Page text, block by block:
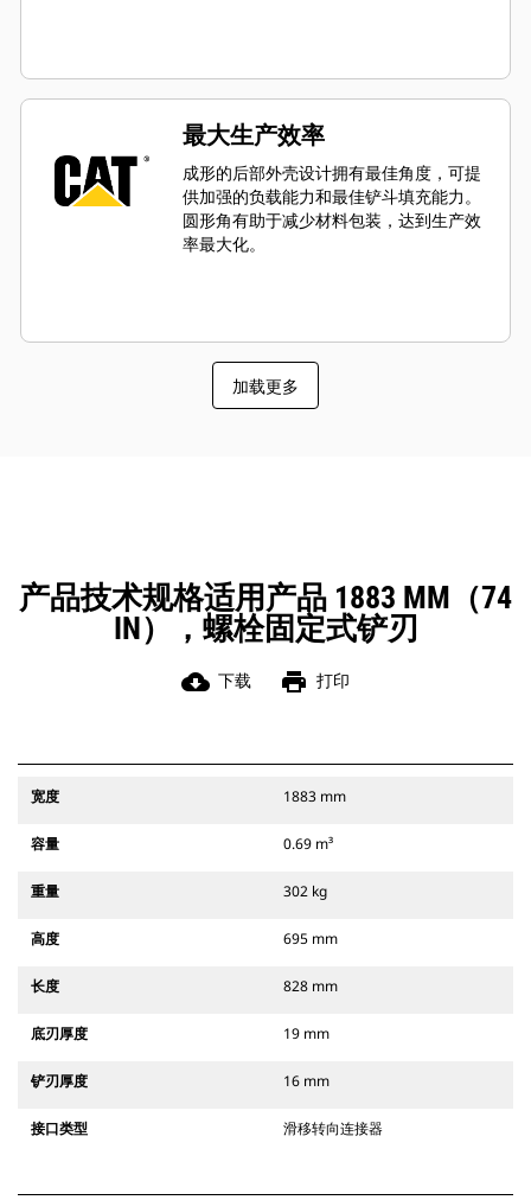
最大生产效率
成形的后部外壳设计拥有最佳角度，可提
供加强的负载能力和最佳铲斗填充能力。
圆形角有助于减少材料包装，达到生产效
率最大化。
加载更多
产品技术规格适用产品 1883 MM（74
IN），螺栓固定式铲刃
cloud_download 下载 print 打印
宽度 1883 mm
容量 0.69 m³
重量 302 kg
高度 695 mm
长度 828 mm
底刃厚度 19 mm
铲刃厚度 16 mm
接口类型 滑移转向连接器